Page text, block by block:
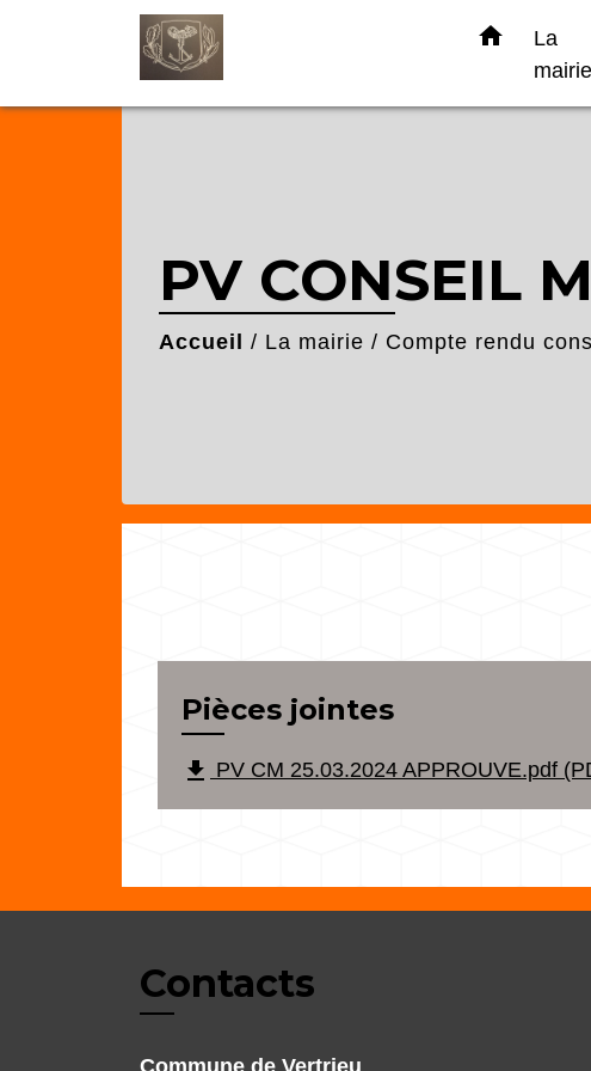
home
La
mairie
PV CONSEIL
Accueil / La mairie / Compte rendu
Pièces jointes
file_download PV CM 25.03.2024 APPROUVE.pdf
Contacts